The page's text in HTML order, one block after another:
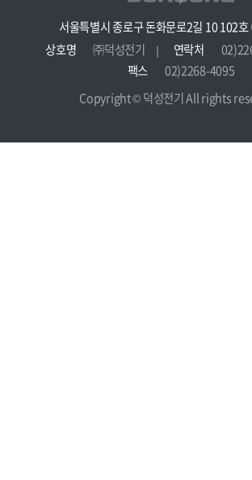
서울특별시 종로구 돈화문로2길 10 102
상호명
㈜덕성전기 연락처
팩스
02)2268-4095
Copyright © 덕성전기 All rights